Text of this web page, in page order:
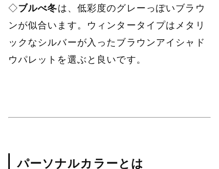
◇ブルべ冬は、低彩度のグレーっぽいブラウ
ンが似合います。ウィンタータイプはメタリ
ックなシルバーが入ったブラウンアイシャド
ウパレットを選ぶと良いです。
パーソナルカラーとは